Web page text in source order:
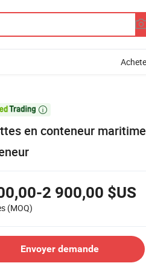

en conteneur
2 900,00 $US
(MOQ)
Envoyer demande